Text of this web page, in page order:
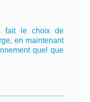
fait le choix de
en maintenant
quel que